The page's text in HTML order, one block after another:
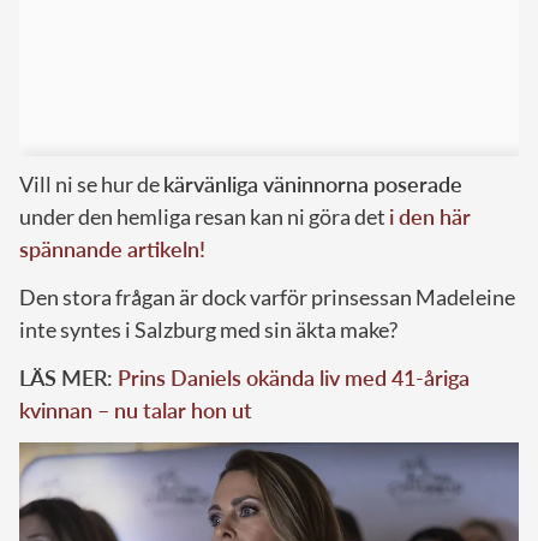
Vill ni se hur dekärvänliga väninnorna poserade
under den hemliga resan kan ni göra det i den här
spännande artikeln!
Den stora frågan är dock varför prinsessan Madeleine
inte syntes i Salzburg med sin äkta make?
LÄS MER: Prins Daniels okända liv med 41-åriga
kvinnan – nu talar hon ut